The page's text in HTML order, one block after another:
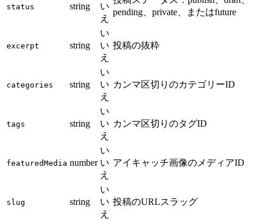
status string
い
え
pending、private、またはfuture
excerpt string
い
い
え
投稿の抜粋
categories string
い
い
え
カンマ区切りのカテゴリーID
tags string
い
い
え
カンマ区切りのタグID
featuredMedia number
い
い
え
アイキャッチ画像のメディアID
slug string
い
い
え
投稿のURLスラッグ